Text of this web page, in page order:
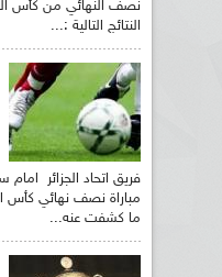
نصف النهائي من كأس
النتائج التالية :...
ما كشفت عنه...